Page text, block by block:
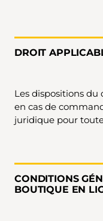
DROIT
Les dispositions
en cas de
juridique pour
CONDITIONS
BOUTIQUE EN